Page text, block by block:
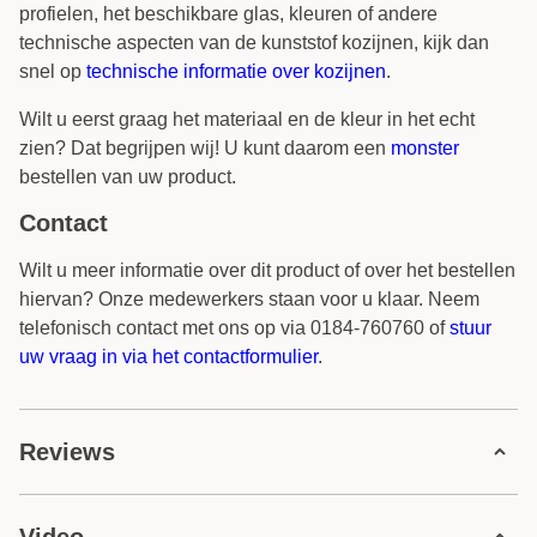
profielen, het beschikbare glas, kleuren of andere
technische aspecten van de kunststof kozijnen, kijk dan
snel op technische informatie over kozijnen
Wilt u eerst graag het materiaal en de kleur in het echt
zien? Dat begrijpen wij! U kunt daarom een monster
bestellen van uw product.
Contact
Wilt u meer informatie over dit product of over het bestellen
hiervan? Onze medewerkers staan voor u klaar. Neem
telefonisch contact met ons op via 0184-760760 ofstuur
uw vraag in via het contactformulier.
Reviews